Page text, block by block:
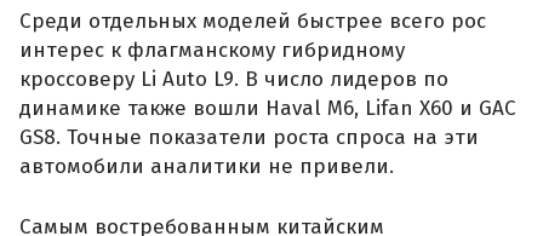
Среди отдельных моделей быстрее всего рос
интерес к флагманскому гибридному
кроссоверу Li Auto L9. В число лидеров по
динамике также вошли Haval M6, Lifan X60 и GAC
GS8. Точные показатели роста спроса на эти
автомобили аналитики не привели.
Самым востребованным китайским